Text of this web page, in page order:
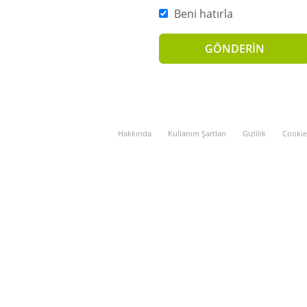
Beni hatırla
Hakkında Kullanım Şartları Gizlilik